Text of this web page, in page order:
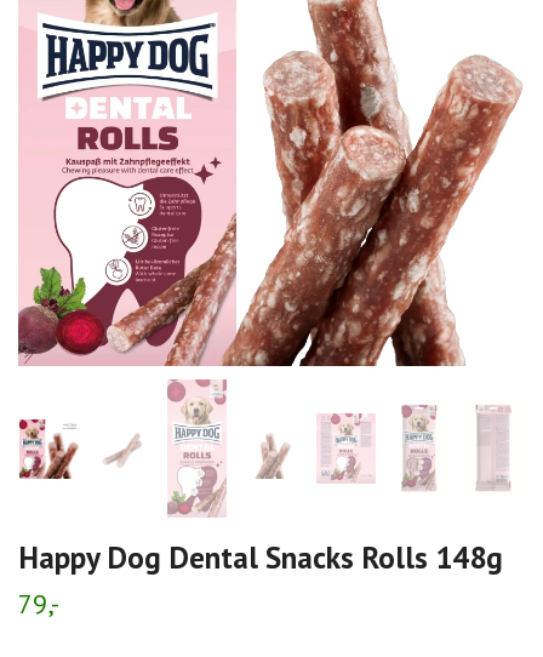
Happy Dog Dental Snacks Rolls 148g
79,-